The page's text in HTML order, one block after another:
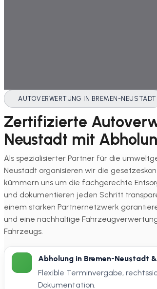
AUTOVERWERTUNG IN BREMEN-NEUSTADT
Zertifizierte
Neustadt mit
Als spezialisierter Partner für die
Neustadt organisieren wir die
kümmern uns um die fachgerechte
und dokumentieren jeden Schritt
einem starken Partnernetzwerk
und eine nachhaltige
Fahrzeugs.
Abholung in Bremen-Neustadt
Flexible Terminvergabe,
Dokumentation.